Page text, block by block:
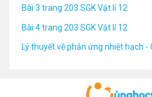
Bài 3 trang 203 SGK Vật lí 12
Bài 4 trang 203 SGK Vật lí 12
Lý thuyết về phản ứng nhiệt hạch -